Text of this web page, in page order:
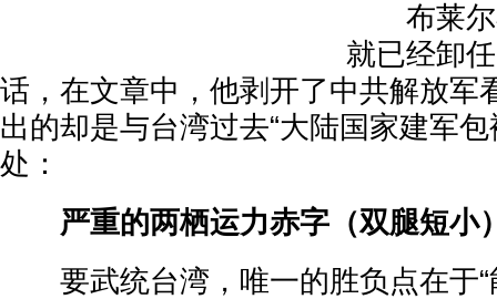
布莱尔
就已经卸
话，在文章中，他剥开了中共解放军
出的却是与台湾过去“大陆国家建军
处：
严重的两栖运力赤字（双腿短小
要武统台湾，唯一的胜负点在于“